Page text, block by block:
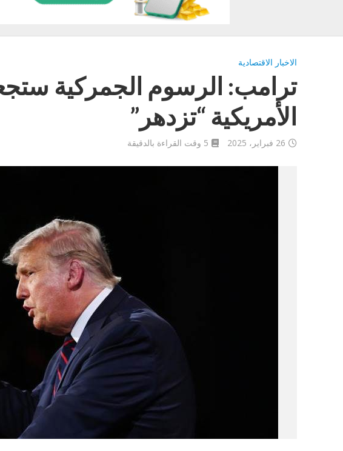
الاخبار الاقتصادية
ترامب: الرسوم الجمركية
الأمريكية “تزدهر”
26 فبراير، 2025 5 وقت القراءة بالدقيقة